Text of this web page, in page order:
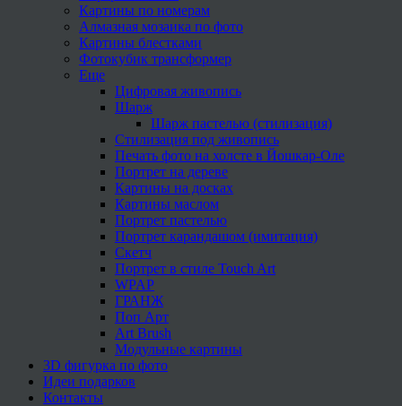
Картины по номерам
Алмазная мозаика по фото
Картины блестками
Фотокубик трансформер
Еще
Цифровая живопись
Шарж
Шарж пастелью (стилизация)
Стилизация под живопись
Печать фото на холсте в Йошкар-Оле
Портрет на дереве
Картины на досках
Картины маслом
Портрет пастелью
Портрет карандашом (имитация)
Скетч
Портрет в стиле Touch Art
WPAP
ГРАНЖ
Поп Арт
Art Brush
Модульные картины
3D фигурка по фото
Идеи подарков
Контакты